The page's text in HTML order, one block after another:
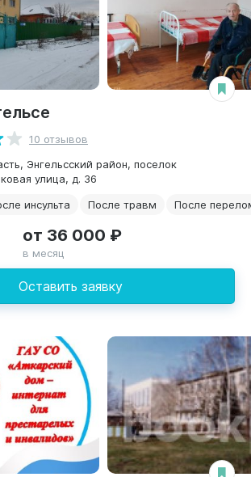
10 отзывов
Энгельсский район, поселок
улица, д. 36
инсульта После травм После
Оставить заявку
от 36 000 ₽
в месяц